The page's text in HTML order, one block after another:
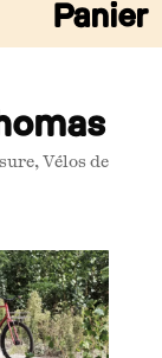
Panier
,Vélos de